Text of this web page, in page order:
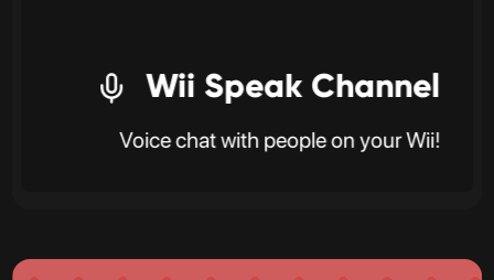
Wii Speak Channel
Voice chat with people on your Wii!